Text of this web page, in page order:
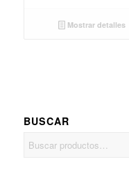
Mostrar detalles
BUSCAR